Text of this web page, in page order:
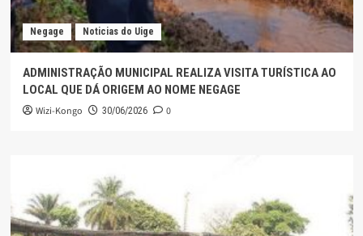
Negage Noticias do Uige
ADMINISTRAÇÃO MUNICIPAL REALIZA VISITA TURÍSTICA AO
LOCAL QUE DÁ ORIGEM AO NOME NEGAGE
Wizi-Kongo 30/06/2026 0